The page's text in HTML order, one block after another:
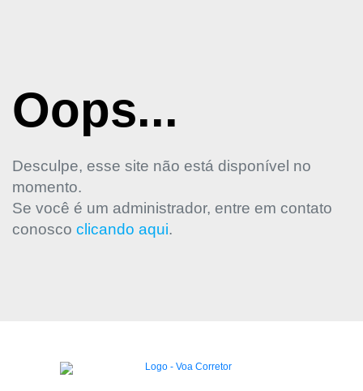
Oops...
Desculpe, esse site não está disponível no
momento.
Se você é um administrador, entre em contato
conosco clicando aqui.